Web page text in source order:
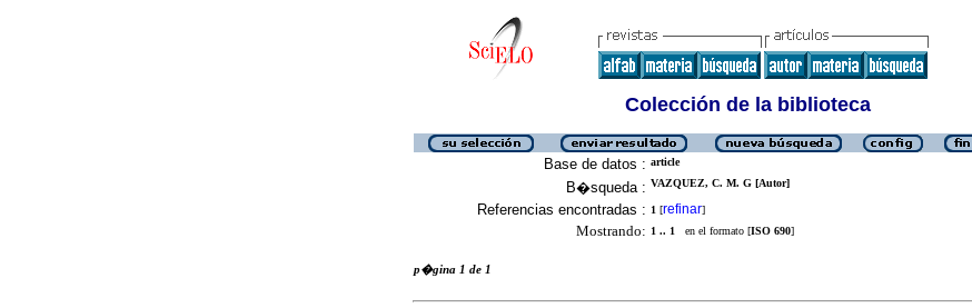
Colección de la biblioteca
Base de datos : article
B�squeda : VAZQUEZ, C. M. G [Autor]
Referencias encontradas : 1 [refinar]
Mostrando: 1 .. 1 en el formato [ISO 690]
p�gina 1 de 1